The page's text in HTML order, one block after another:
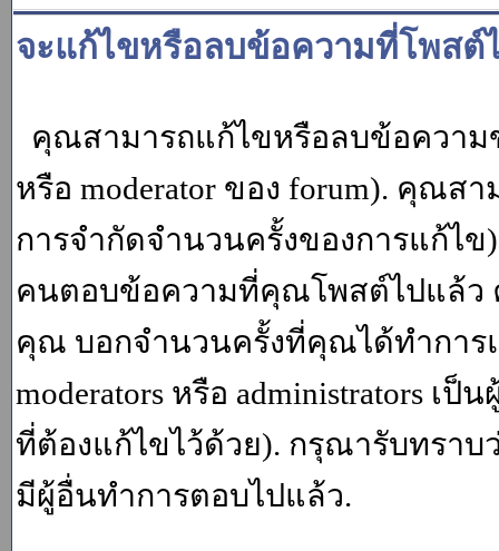
จะแก้ไขหรือลบข้อความที่โพสต์
คุณสามารถแก้ไขหรือลบข้อความ
หรือ moderator ของ forum). คุณส
การจำกัดจำนวนครั้งของการแก้ไ
คนตอบข้อความที่คุณโพสต์ไปแล้ว
คุณ บอกจำนวนครั้งที่คุณได้ทำการ
moderators หรือ administrators เ
ที่ต้องแก้ไขไว้ด้วย). กรุณารับทรา
มีผู้อื่นทำการตอบไปแล้ว.